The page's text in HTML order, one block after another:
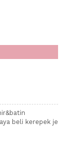
beli kerepek je